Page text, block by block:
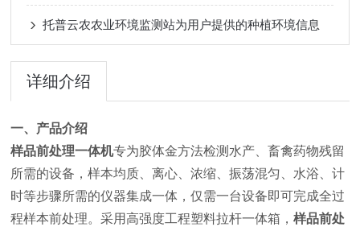
托普云农农业环境监测站为用户提供的种植环境信息
详细介绍
一、产品介绍
样品前处理一体机专为胶体金方法检测水产、畜禽药物残留
所需的设备，样本均质、离心、浓缩、振荡混匀、水浴、计
时等步骤所需的仪器集成一体，仅需一台设备即可完成全过
程样本前处理。采用高强度工程塑料拉杆一体箱，样品前处